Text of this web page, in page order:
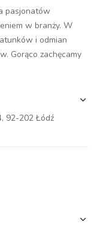
pasjonatów
w branży. W
i odmian
Gorąco zachęcamy
92-202 Łódź